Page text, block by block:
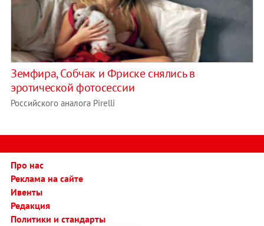
Земфира, Собчак и Фриске снялись в
эротической фотосессии
Российского аналога Pirelli
Про нас
Реклама на сайте
Ивенты
Редакция
Политики и стандарты